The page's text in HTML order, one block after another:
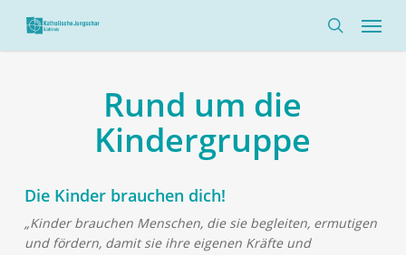
main
Menü
Rund um die
Kindergruppe
Die Kinder brauchen dich!
„Kinder brauchen Menschen, die sie begleiten, ermutigen
und fördern, damit sie ihre eigenen Kräfte und